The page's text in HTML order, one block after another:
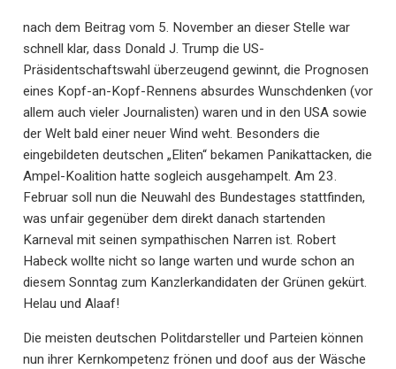
nach dem Beitrag vom 5. November an dieser Stelle war
schnell klar, dass Donald J. Trump die US-
Präsidentschaftswahl überzeugend gewinnt, die Prognosen
eines Kopf-an-Kopf-Rennens absurdes Wunschdenken (vor
allem auch vieler Journalisten) waren und in den USA sowie
der Welt bald einer neuer Wind weht. Besonders die
eingebildeten deutschen „Eliten“ bekamen Panikattacken, die
Ampel-Koalition hatte sogleich ausgehampelt. Am 23.
Februar soll nun die Neuwahl des Bundestages stattfinden,
was unfair gegenüber dem direkt danach startenden
Karneval mit seinen sympathischen Narren ist. Robert
Habeck wollte nicht so lange warten und wurde schon an
diesem Sonntag zum Kanzlerkandidaten der Grünen gekürt.
Helau und Alaaf!
Die meisten deutschen Politdarsteller und Parteien können
nun ihrer Kernkompetenz frönen und doof aus der Wäsche